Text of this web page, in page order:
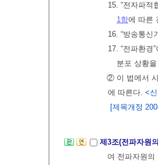
15. “전자파적
1항에 따른
16. “방송통신
17. “전파환경
분포 상황
② 이 법에서
에 따른다. <
[제목개정
제3조(전파자원
여 전파자원